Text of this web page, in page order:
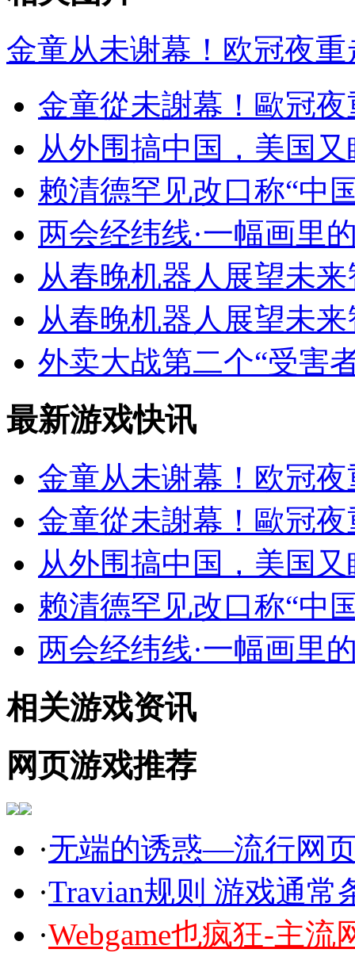
金童从未谢幕！欧冠夜
金童從未謝幕！歐冠
从外围搞中国，美国
赖清德罕见改口称“中
两会经纬线·一幅画里
从春晚机器人展望未
从春晚机器人展望未
外卖大战第二个“受害
最新游戏快讯
金童从未谢幕！欧冠
金童從未謝幕！歐冠
从外围搞中国，美国
赖清德罕见改口称“中
两会经纬线·一幅画里
相关游戏资讯
网页游戏推荐
·无端的诱惑—流行网
·Travian规则 游戏通常
·Webgame也疯狂-主流